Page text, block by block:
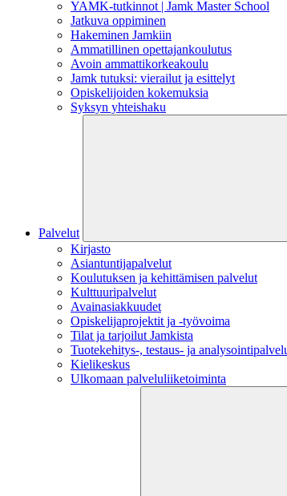
YAMK-tutkinnot | Jamk Master School
Jatkuva oppiminen
Hakeminen Jamkiin
Ammatillinen opettajankoulutus
Avoin ammattikorkeakoulu
Jamk tutuksi: vierailut ja esittelyt
Opiskelijoiden kokemuksia
Syksyn yhteishaku
Palvelut
Kirjasto
Asiantuntijapalvelut
Koulutuksen ja kehittämisen palvelut
Kulttuuripalvelut
Avainasiakkuudet
Opiskelijaprojektit​ ja -työvoima
Tilat ja tarjoilut Jamkista
Tuotekehitys-, testaus- ja
Kielikeskus
Ulkomaan palveluliiketoiminta